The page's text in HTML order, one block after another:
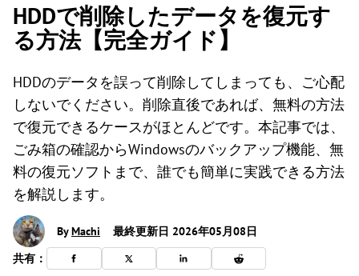
HDDで削除したデータを復元す
る方法【完全ガイド】
HDDのデータを誤って削除してしまっても、ご心配
しないでください。削除直後であれば、無料の方法
で復元できるケースがほとんどです。本記事では、
ごみ箱の確認からWindowsのバックアップ機能、無
料の復元ソフトまで、誰でも簡単に実践できる方法
を解説します。
ByMachi
最終更新日 2026年05月08日
共有：